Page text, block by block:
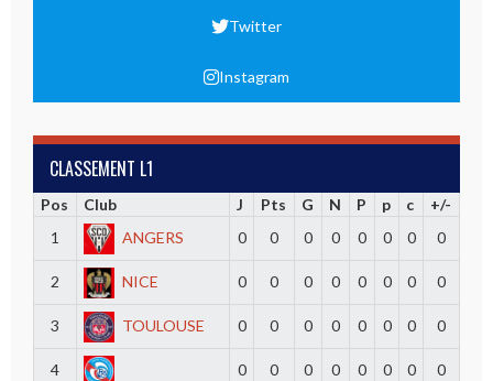
Twitter
Instagram
CLASSEMENT L1
Pos Club J Pts G N P p c
+/-
1
ANGERS 0 0 0 0 0 0 0 0
2 NICE 0 0 0 0 0 0 0 0
3 TOULOUSE 0 0 0 0 0 0 0 0
4
0 0 0 0 0 0 0 0